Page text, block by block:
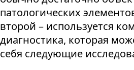
патологических
второй – используется
диагностика, которая
себя следующие